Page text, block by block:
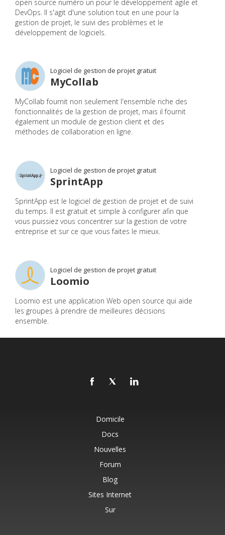
open source numéro un pour le développement agile et
DevOps. Il s'agit d'une solution tout en une pour la
gestion de projet, le suivi des problèmes et le
développement de logiciels.
Logiciel de gestion de projet gratuit
MyCollab
MyCollab fournit non seulement l'ensemble riche des
fonctionnalités de la gestion de projet, mais il fournit
également un module de gestion client et des
méthodes de collaboration en ligne.
Logiciel de gestion de projet gratuit
SprintApp
SprintApp est le logiciel de gestion de projet et de suivi
du temps. Il est gratuit et simple à configurer afin que
vous puissiez vous concentrer sur la gestion de votre
entreprise et sur ce que vous faites le mieux.
Logiciel de gestion de projet gratuit
Loomio
Loomio est une application Web open source qui aide
les groupes à prendre de meilleures décisions
ensemble.
Domicile
Docs
Nouvelles
Forum
Blog
Sites Internet
Sur